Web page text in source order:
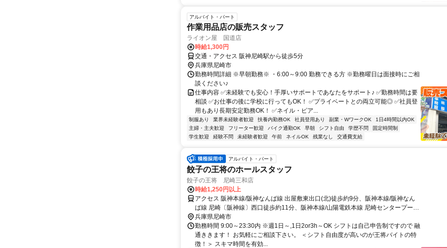
アルバイト・パート
作業用品店の販売スタッフ
ライオン屋 国道店
時給1,300円
交通・アクセス 阪神尼崎駅から徒歩5分
兵庫県尼崎市
勤務時間詳細 ※早朝勤務※ ・6:00～9:00 勤務できる方 ※勤務曜日は面接時にご相
談ください♪
仕事内容 ✅未経験でも安心！手厚いサポートであなたをサポート♪ ✅勤務時間は要
相談 ✅お仕事の後に学校に行ってもOK！ ✅プライベートとの両立可能◎ ✅社員登
用もあり長期安定勤務OK！ ✅ネイル・ピア...
制服あり 業界未経験者歓迎 扶養内勤務OK 社員登用あり 副業・WワークOK
1日4時間以内OK
主婦・主夫歓迎
フリーター歓迎 バイク通勤OK 早朝 シフト自由 学歴不問
固定時間制
学生歓迎
経験不問 未経験者歓迎 午前 ネイルOK 残業なし 交通費支給
アルバイト・パート
餃子の王将のホールスタッフ
餃子の王将 尼崎三和店
時給1,250円以上
アクセス 阪神本線/阪神なんば線 出屋敷東出口(北)徒歩約9分、阪神本線/阪神なん
ば線 尼崎〔阪神線〕西口徒歩約11分、阪神本線/山陽電鉄本線 尼崎センタープール
前北口徒歩約20分 阪神本線「出屋敷駅」から徒歩7分、「阪神尼崎駅」から徒歩10
分！2駅利用可能で、三和本通商店街近くの立地です。学校帰りやWワークにも通
いやすく、近隣エリアから通うスタッフも多数活躍しています。
兵庫県尼崎市
勤務時間 9:00～23:30内 ※週1日～,1日2or3h～OK シフトは自己申告制ですので 融
通ききます！ お気軽にご相談下さい。 ＜シフト自由度が高いのが王将バイトの特
徴！＞ スキマ時間を有効...